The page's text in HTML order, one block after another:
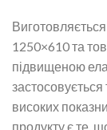
1250×610 та
підвищеною
високих
продукту є те,